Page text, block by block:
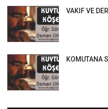
VAKIF VE
KOMUTANA